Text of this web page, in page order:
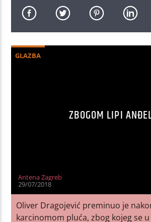
GLAZBA
ZBOGOM LIPI
Antena Zagreb
29/07/2018
Oliver Dragojević preminuo je
karcinomom pluća, zbog kojeg se